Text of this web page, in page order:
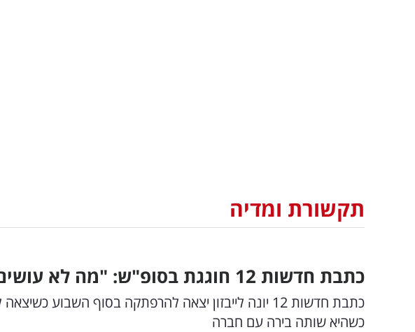
תקשורת ומדיה
כתבת חדשות 12 חוגגת בסופ"ש: "מה לא עושים 'בשביל הילדים'"
כתבת חדשות 12 יונה לייבזון יצאה להרפתקה בסוף
כשהיא שותה בירה עם חברה